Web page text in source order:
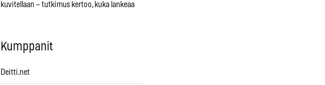
kuvitellaan – tutkimus kertoo, kuka lankeaa
Kumppanit
Deitti.net